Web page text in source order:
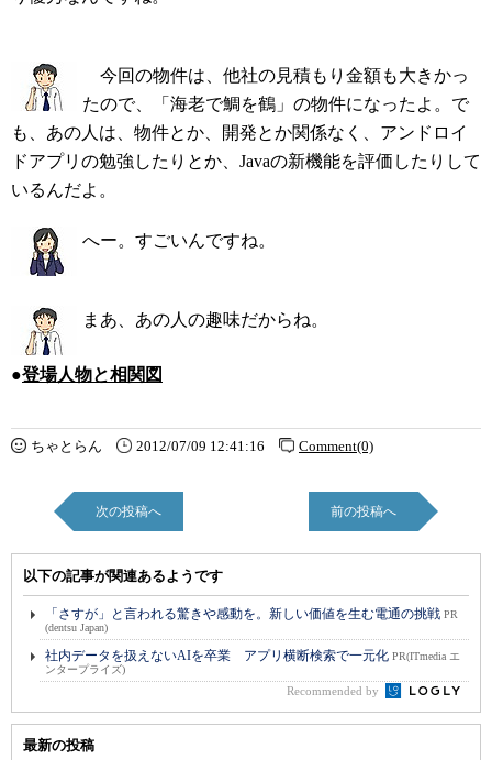
今回の物件は、他社の見積もり金額も大きかっ
たので、「海老で鯛を鶴」の物件になったよ。で
も、あの人は、物件とか、開発とか関係なく、アンドロイ
ドアプリの勉強したりとか、Javaの新機能を評価したりして
いるんだよ。
へー。すごいんですね。
まあ、あの人の趣味だからね。
●登場人物と相関図
ちゃとらん 2012/07/09 12:41:16 Comment(0)
次の投稿へ 前の投稿へ
以下の記事が関連あるようです
「さすが」と言われる驚きや感動を。新しい価値を生む電通の挑戦 PR
(dentsu Japan)
社内データを扱えないAIを卒業 アプリ横断検索で一元化 PR(ITmedia エ
ンタープライズ)
Recommended by
最新の投稿